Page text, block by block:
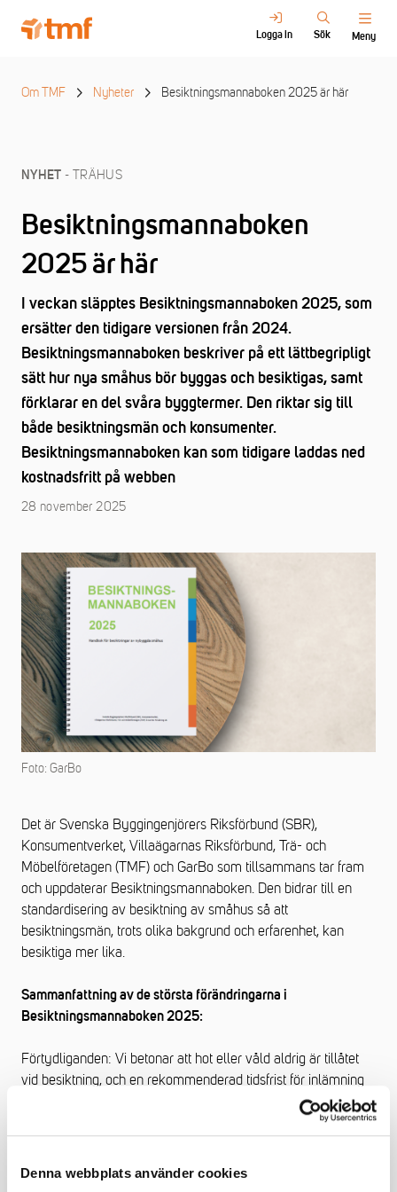
Denna webbplats använder cookies
Logga in Sök Meny
Om TMF Nyheter Besiktningsmannaboken 2025 är här
NYHET - TRÄHUS
Besiktningsmannaboken
2025 är här
I veckan släpptes Besiktningsmannaboken 2025, som
ersätter den tidigare versionen från 2024.
Besiktningsmannaboken beskriver på ett lättbegripligt
sätt hur nya småhus bör byggas och besiktigas, samt
förklarar en del svåra byggtermer. Den riktar sig till
både besiktningsmän och konsumenter.
Besiktningsmannaboken kan som tidigare laddas ned
kostnadsfritt på webben
28 november 2025
Foto: GarBo
Det är Svenska Byggingenjörers Riksförbund (SBR),
Konsumentverket, Villaägarnas Riksförbund, Trä- och
Möbelföretagen (TMF) och GarBo som tillsammans tar fram
och uppdaterar Besiktningsmannaboken. Den bidrar till en
standardisering av besiktning av småhus så att
besiktningsmän, trots olika bakgrund och erfarenhet, kan
besiktiga mer lika.
Sammanfattning av de största förändringarna i
Besiktningsmannaboken 2025:
Förtydliganden: Vi betonar att hot eller våld aldrig är tillåtet
vid besiktning, och en rekommenderad tidsfrist för inlämning
Specialistkompetens: Tydliggörande av att biträdande
och mark, särskilt vid besiktning av solcellsanläggningar.